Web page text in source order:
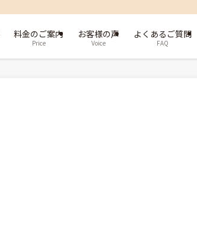
料金のご案内
Price
お客様の声
Voice
よくあるご質問
FAQ